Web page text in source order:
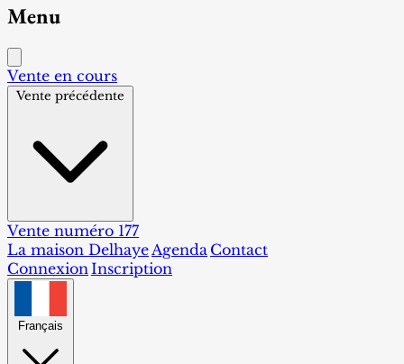
Menu
Vente en cours
Vente précédente
Vente numéro 177
La maison DelhayeAgenda Contact
ConnexionInscription
Français